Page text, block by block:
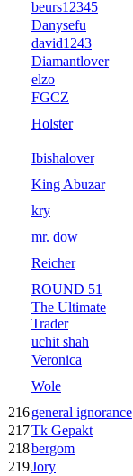
beurs12345
Danysefu
david1243
Diamantlover
elzo
FGCZ
Holster
Ibishalover
King Abuzar
kry
mr. dow
Reicher
ROUND 51
The Ultimate
Trader
uchit shah
Veronica
Wole
216general ignorance
217Tk Gepakt
218bergom
219Jory